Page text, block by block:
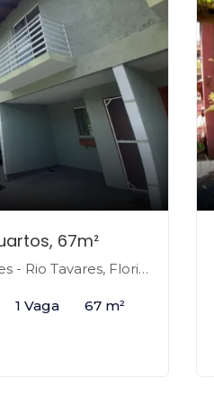
67m²
Florianópolis-SC
1 Vaga 67 m²